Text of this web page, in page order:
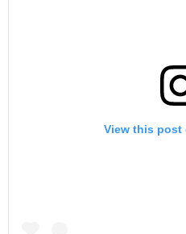
View this post